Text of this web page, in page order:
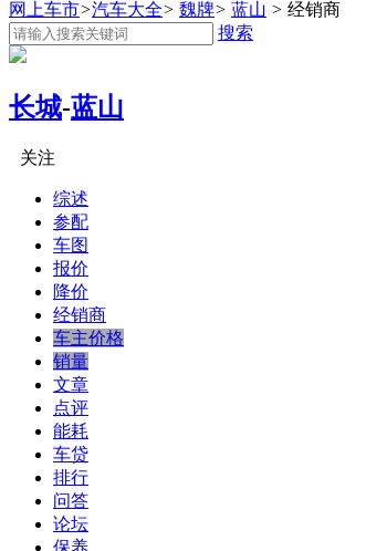
网上车市>汽车大全> 魏牌> 蓝山 > 经销商
搜索
长城-蓝山
关注
综述
参配
车图
报价
降价
经销商
车主价格
销量
文章
点评
能耗
车贷
排行
问答
论坛
保养